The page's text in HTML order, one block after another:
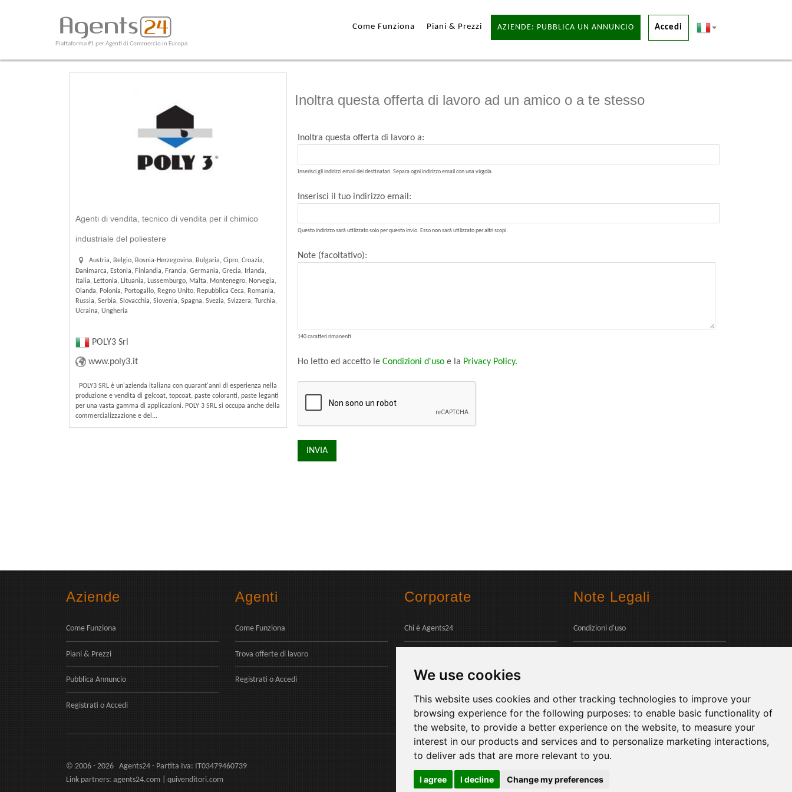
We use cookies
This website uses cookies and other tracking technologies to improve your
browsing experience for the following purposes: to enable basic functionality of
the website, to provide a better experience on the website, to measure your
interest in our products and services and to personalize marketing interactions,
to deliver ads that are more relevant to you.
I agree I decline Change my preferences
Piattaforma #1 per Agenti di Commercio in Europa
Come Funziona Piani & Prezzi AZIENDE: PUBBLICA UN ANNUNCIO Accedi
Agenti di vendita, tecnico di vendita per il chimico
industriale del poliestere
Austria, Belgio, Bosnia-Herzegovina, Bulgaria, Cipro, Croazia,
Danimarca, Estonia, Finlandia, Francia, Germania, Grecia, Irlanda,
Italia, Lettonia, Lituania, Lussemburgo, Malta, Montenegro, Norvegia,
Olanda, Polonia, Portogallo, Regno Unito, Repubblica Ceca, Romania,
Russia, Serbia, Slovacchia, Slovenia, Spagna, Svezia, Svizzera, Turchia,
Ucraina, Ungheria
POLY3 Srl
www.poly3.it
POLY3 SRL è un'azienda italiana con quarant'anni di esperienza nella
produzione e vendita di gelcoat, topcoat, paste coloranti, paste leganti
per una vasta gamma di applicazioni. POLY 3 SRL si occupa anche della
commercializzazione e del...
Inoltra questa offerta di lavoro ad un amico o a te stesso
Inoltra questa offerta di lavoro a:
Inserisci gli indirizzi email dei destinatari. Separa ogni indirizzo email con una virgola.
Inserisci il tuo indirizzo email:
Questo indirizzo sarà utilizzato solo per questo invio. Esso non sarà utilizzato per altri scopi.
Note (facoltativo):
140 caratteri rimanenti
Ho letto ed accetto le Condizioni d'usoe la Privacy Policy.
Aziende
Come Funziona
Piani & Prezzi
Pubblica Annuncio
Registrati o Accedi
Agenti
Come Funziona
Trova offerte di lavoro
Registrati o Accedi
Corporate
Chi é Agents24
Pagamenti
Note Legali
Condizioni d'uso
© 2006 - 2026 Agents24 - Partita Iva: IT03479460739
Link partners: agents24.com quivenditori.com